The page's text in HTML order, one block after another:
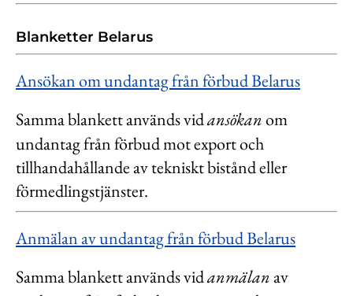
Blanketter Belarus
Ansökan om undantag från förbud Belarus
Samma blankett används vidansökanom
undantag från förbud mot export och
tillhandahållande av tekniskt bistånd eller
förmedlingstjänster.
Anmälan av undantag från förbud Belarus
Samma blankett används vidanmälanav